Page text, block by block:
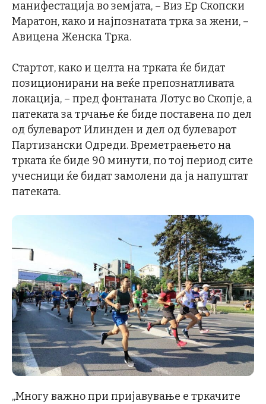
манифестација во земјата, – Виз Ер Скопски
Маратон, како и најпознатата трка за жени, –
Авицена Женска Трка.
Стартот, како и целта на трката ќе бидат
позиционирани на веќе препознатливата
локација, – пред фонтаната Лотус во Скопје, а
патеката за трчање ќе биде поставена по дел
од булеварот Илинден и дел од булеварот
Партизански Одреди. Времетраењето на
трката ќе биде 90 минути, по тој период сите
учесници ќе бидат замолени да ја напуштат
патеката.
„Многу важно при пријавување е тркачите